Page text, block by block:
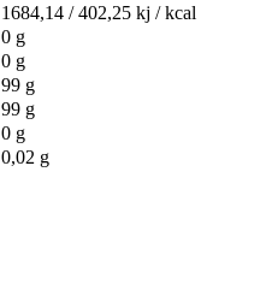
1684,14 / 402,25 kj / kcal
0 g
0 g
99 g
99 g
0 g
0,02 g